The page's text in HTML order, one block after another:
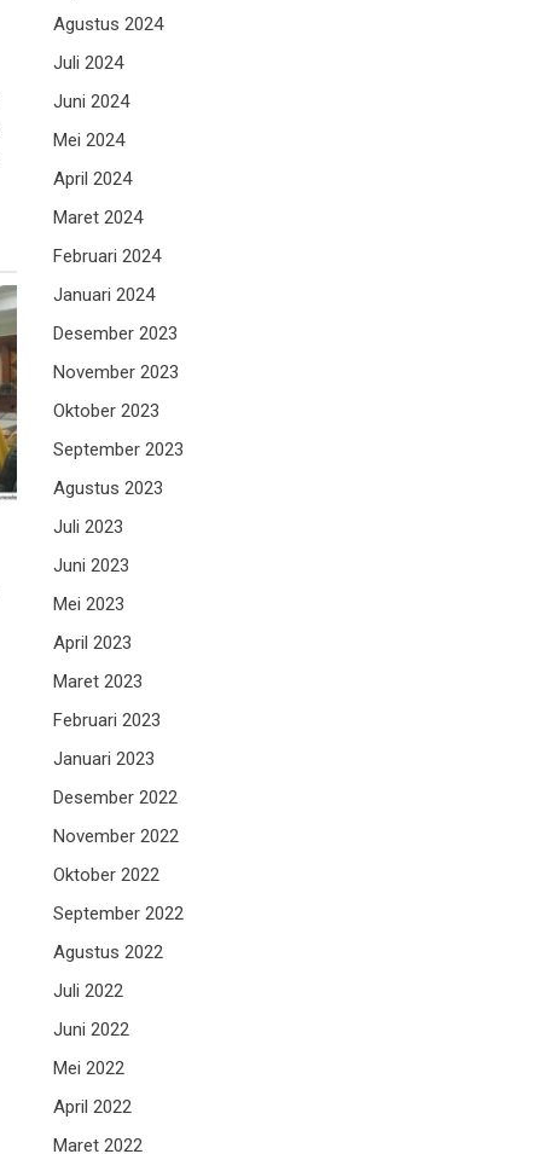
Agustus 2024
Juli 2024
Juni 2024
Mei 2024
April 2024
Maret 2024
Februari 2024
Januari 2024
Desember 2023
November 2023
Oktober 2023
September 2023
Agustus 2023
Juli 2023
Juni 2023
Mei 2023
April 2023
Maret 2023
Februari 2023
Januari 2023
Desember 2022
November 2022
Oktober 2022
September 2022
Agustus 2022
Juli 2022
Juni 2022
Mei 2022
April 2022
Maret 2022